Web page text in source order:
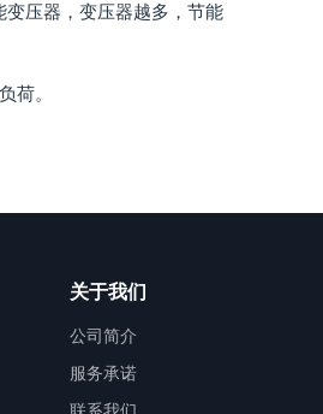
变压器，变压器越多，节能
荷。
关于我们
公司简介
服务承诺